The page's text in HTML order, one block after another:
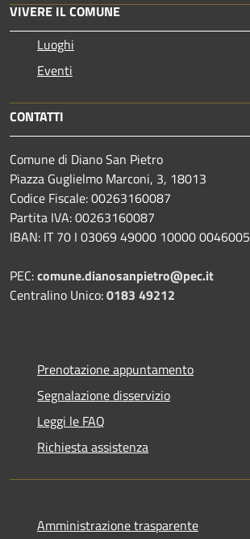
VIVERE IL COMUNE
Luoghi
Eventi
CONTATTI
Comune di Diano San Pietro
Piazza Guglielmo Marconi, 3, 18013
Codice Fiscale: 00263160087
Partita IVA: 00263160087
IBAN: IT 70 I 03069 49000 10000 0046005
PEC:comune.dianosanpietro@pec.it
Centralino Unico:0183 49212
Prenotazione appuntamento
Segnalazione disservizio
Leggi le FAQ
Richiesta assistenza
Amministrazione trasparente